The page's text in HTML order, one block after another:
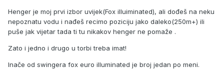
Henger je moj prvi izbor uvijek(Fox illuiminated), ali dođeš na neku
nepoznatu vodu i nađeš recimo poziciju jako daleko(250m+) ili
puše jak vijetar tada ti tu nikakov henger ne pomaže .
Zato i jedno i drugo u torbi treba imat!
Inače od swingera fox euro illuminated je broj jedan po meni.